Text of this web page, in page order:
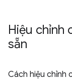
Hiệu chỉnh
sẵn
Cách hiệu chỉnh